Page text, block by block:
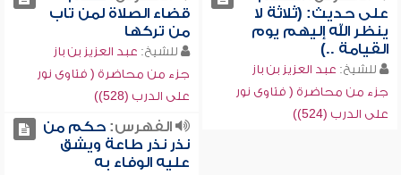
على حديث: (ثلاثة لا
ينظر الله إليهم يوم
القيامة ..)
للشيخ: عبد العزيز بن باز
جزء من محاضرة ( فتاوى نور
على الدرب (524))
قضاء الصلاة لمن تاب
من تركها
للشيخ: عبد العزيز بن باز
جزء من محاضرة ( فتاوى نور
على الدرب (528))
الفهرس:حكم من
نذر نذر طاعة ويشق
عليه الوفاء به